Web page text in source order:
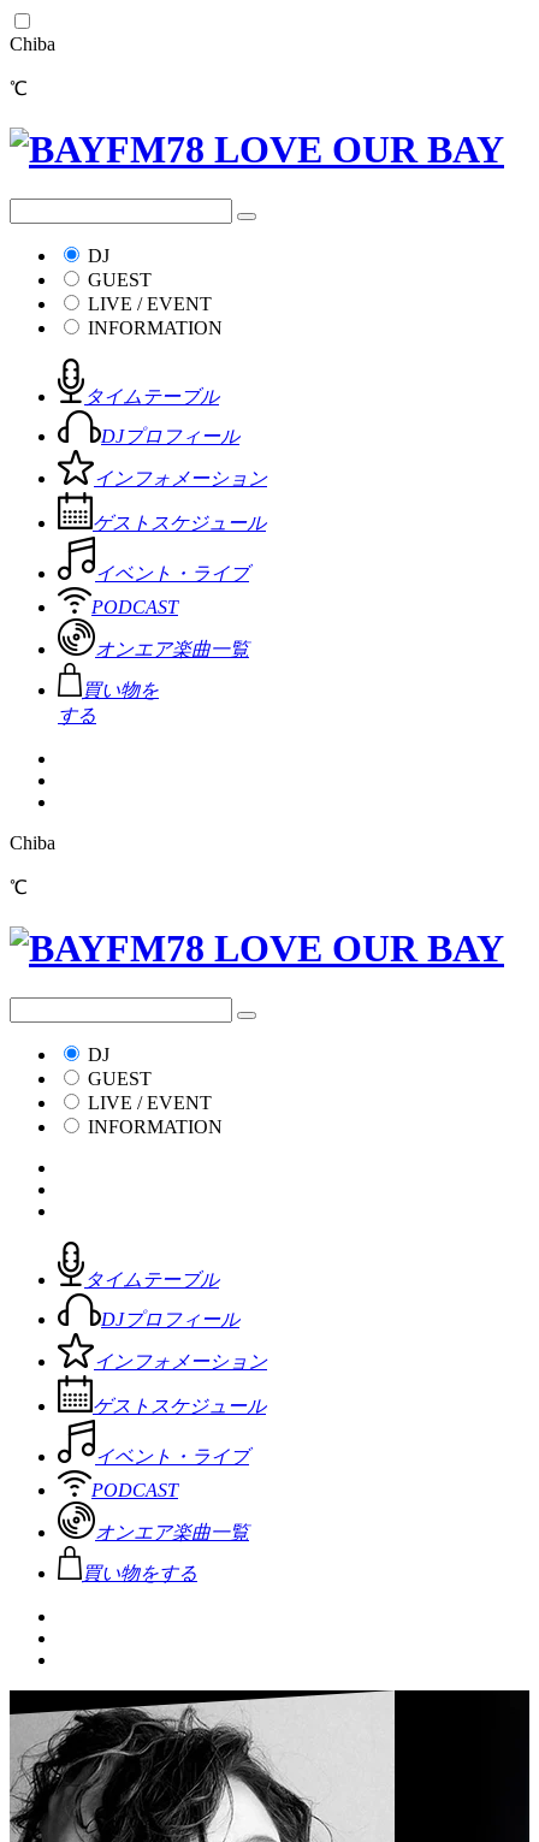
Chiba
℃
DJ
GUEST
LIVE / EVENT
INFORMATION
タイムテーブル
DJプロフィール
インフォメーション
ゲストスケジュール
イベント・ライブ
PODCAST
オンエア楽曲一覧
買い物を
する
Chiba
℃
DJ
GUEST
LIVE / EVENT
INFORMATION
タイムテーブル
DJプロフィール
インフォメーション
ゲストスケジュール
イベント・ライブ
PODCAST
オンエア楽曲一覧
買い物をする